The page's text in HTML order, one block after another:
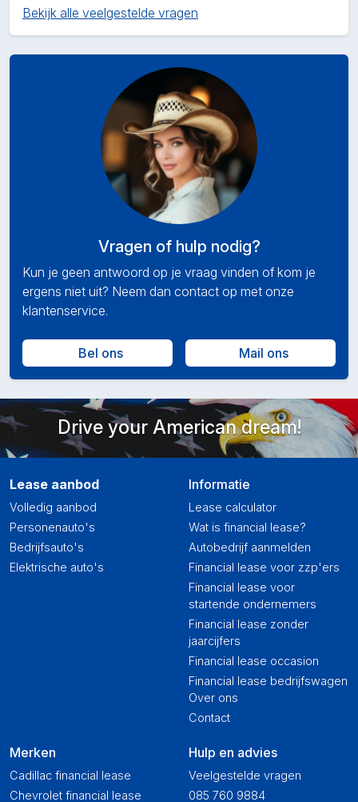
Bekijk alle veelgestelde vragen
Vragen of hulp nodig?
Kun je geen antwoord op je vraag vinden of kom je
ergens niet uit? Neem dan contact op met onze
klantenservice.
Bel ons Mail ons
Drive your American dream!
Lease aanbod
Volledig aanbod
Personenauto's
Bedrijfsauto's
Elektrische auto's
Merken
Cadillac financial lease
Chevrolet financial lease
Informatie
Lease calculator
Wat is financial lease?
Autobedrijf aanmelden
Financial lease voor zzp'ers
Financial lease voor
startende ondernemers
Financial lease zonder
jaarcijfers
Financial lease occasion
Financial lease bedrijfswagen
Over ons
Contact
Hulp en advies
Veelgestelde vragen
085 760 9884